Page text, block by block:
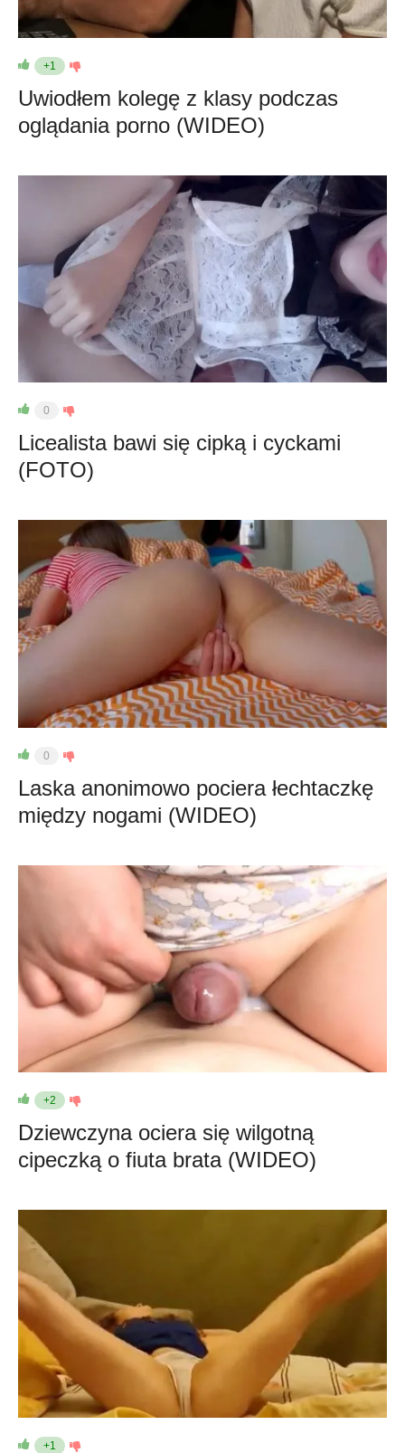
+1
Uwiodłem kolegę z klasy podczas
oglądania porno (WIDEO)
0
Licealista bawi się cipką i cyckami
(FOTO)
0
Laska anonimowo pociera łechtaczkę
między nogami (WIDEO)
+2
Dziewczyna ociera się wilgotną
cipeczką o fiuta brata (WIDEO)
+1